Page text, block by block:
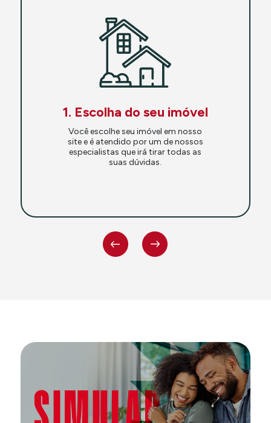
1. Escolha do seu imóvel
Você escolhe seu imóvel em nosso
site e é atendido por um de nossos
especialistas que irá tirar todas as
suas dúvidas.